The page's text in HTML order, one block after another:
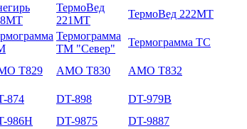
ТермоВед
221МТ
ТермоВед 222МТ
Термограмма
ТМ "Север"
Термограмма ТС
T829 AMO T830 AMO T832
874 DT-898
DT-979B
986H DT-9875
DT-9887